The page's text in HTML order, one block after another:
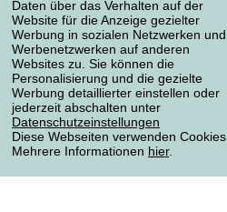
Daten über das Verhalten auf der
Website für die Anzeige gezielter
Werbung in sozialen Netzwerken und
Werbenetzwerken auf anderen
Websites zu. Sie können die
Personalisierung und die gezielte
Werbung detaillierter einstellen oder
jederzeit abschalten unter
Datenschutzeinstellungen
Diese Webseiten verwenden Cookies.
Mehrere Informationen hier.
Zahlungsmethoden
Zuverlässiger Shop